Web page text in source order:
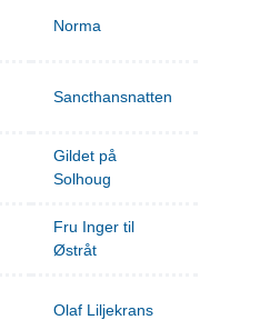
Norma
Sancthansnatten
Gildet på
Solhoug
Fru Inger til
Østråt
Olaf Liljekrans